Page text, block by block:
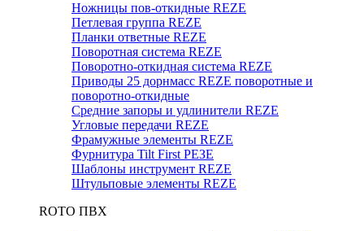
Ножницы пов-откидные REZE
Петлевая группа REZE
Планки ответные REZE
Поворотная система REZE
Поворотно-откидная система REZE
Приводы 25 дорнмасс REZE поворотные и
поворотно-откидные
Средние запоры и удлинители REZE
Угловые передачи REZE
Фрамужные элементы REZE
Фурнитура Tilt First РЕЗЕ
Шаблоны инструмент REZE
Штульповые элементы REZE
RОTO ПВХ